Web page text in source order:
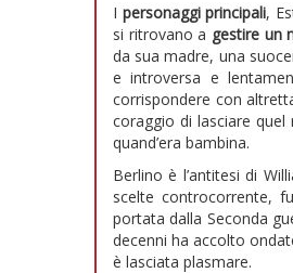
I personaggi principali,
si ritrovano a gestire un
da sua madre, una
e introversa e
corrispondere con
coraggio di lasciare
quand’era bambina.
Berlino è l’antitesi di
scelte controcorrente,
portata dalla Seconda
decenni ha accolto
è lasciata plasmare.